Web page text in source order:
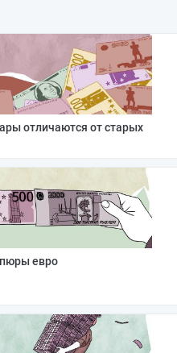
отличаются от старых
евро